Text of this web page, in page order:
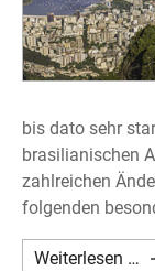
bis dato sehr
brasilianischen
zahlreichen
folgenden
Weiterlesen …